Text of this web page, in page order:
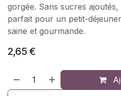
gorgée. Sans sucres ajoutés,
parfait pour un petit-
saine et gourmande.
2,65 €